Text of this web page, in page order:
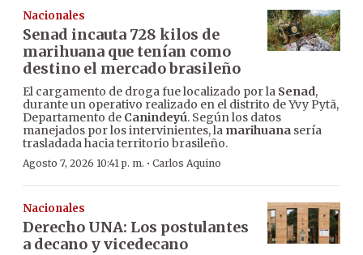
Nacionales
Senad incauta 728 kilos de
marihuana que tenían como
destino el mercado brasileño
El cargamento de droga fue localizado por la Senad,
durante un operativo realizado en el distrito de Yvy Pytã,
Departamento de Canindeyú. Según los datos
manejados por los intervinientes, la marihuana sería
trasladada hacia territorio brasileño.
Agosto 7, 2026 10:41 p. m. · Carlos Aquino
Nacionales
Derecho UNA: Los postulantes
a decano y vicedecano